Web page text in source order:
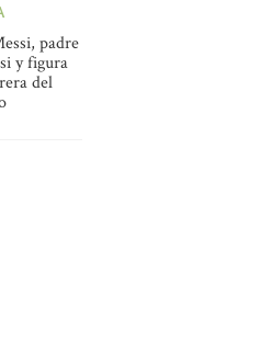
padre
y figura
del